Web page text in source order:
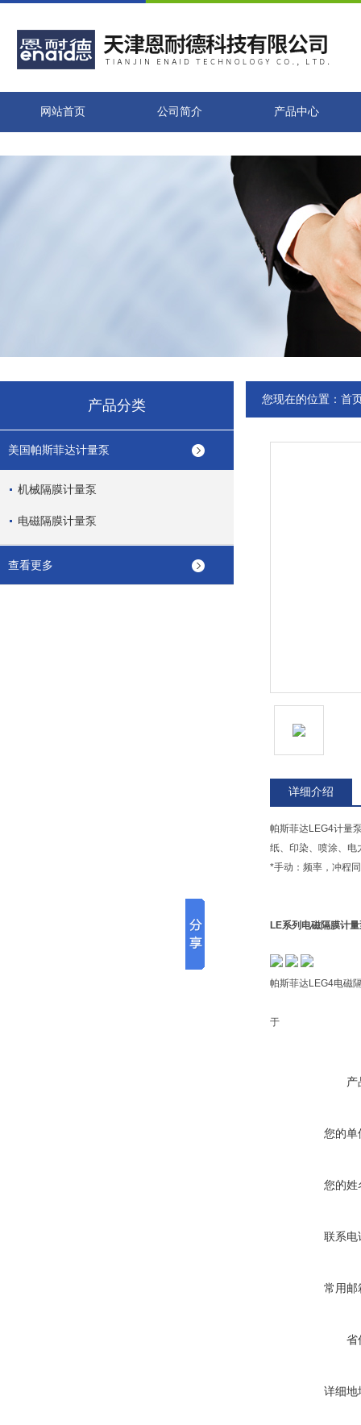
网站首页 公司简介 产品中心
产品分类
美国帕斯菲达计量泵
机械隔膜计量泵
电磁隔膜计量泵
查看更多
您现在的位置： 首
详细介绍
帕斯菲达LEG4计量
纸、印染、喷涂
*手动：频率，冲程
LE系列电磁隔膜计
帕斯菲达LEG4电磁
于
产
您的单
您的姓
联系电
常用邮
省
详细地